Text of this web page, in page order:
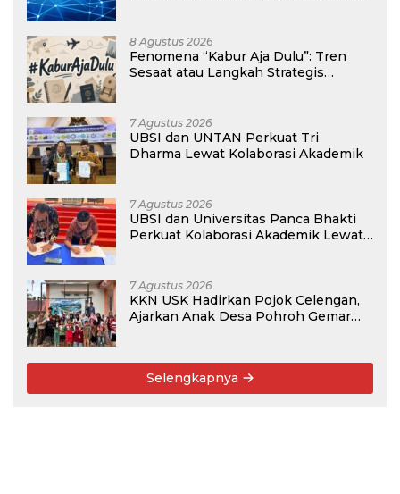
8 Agustus 2026
Fenomena “Kabur Aja Dulu”: Tren
Sesaat atau Langkah Strategis
7 Agustus 2026
UBSI dan UNTAN Perkuat Tri
Dharma Lewat Kolaborasi Akademik
7 Agustus 2026
UBSI dan Universitas Panca Bhakti
Perkuat Kolaborasi Akademik Lewat
7 Agustus 2026
KKN USK Hadirkan Pojok Celengan,
Ajarkan Anak Desa Pohroh Gemar
Selengkapnya